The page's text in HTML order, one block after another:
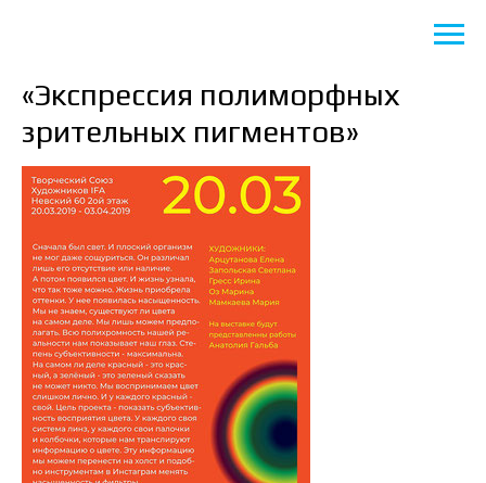
«Экспрессия полиморфных
зрительных пигментов»